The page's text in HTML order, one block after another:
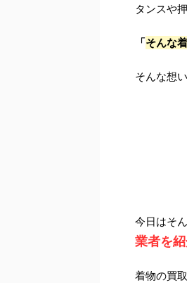
タンスや
「そんな
そんな想
今日はそ
業者を
着物の買